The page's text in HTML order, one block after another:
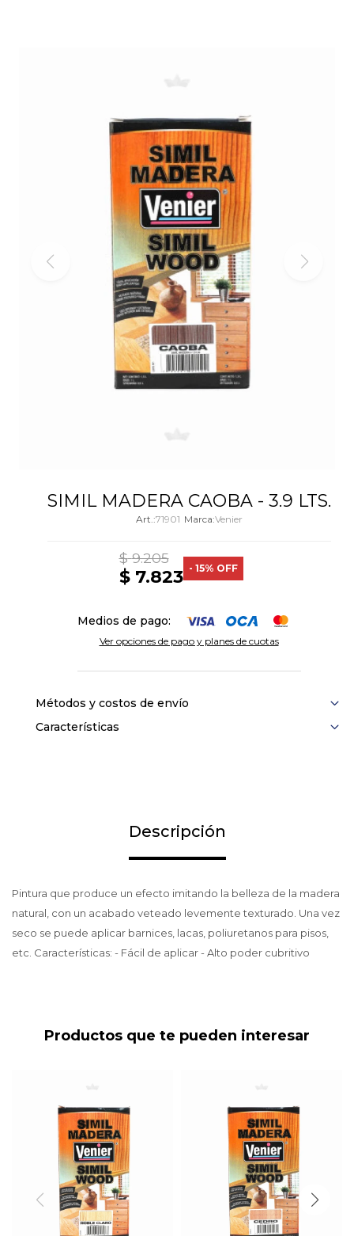
SIMIL MADERA CAOBA - 3.9 LTS.
71901 Venier
$ 7.823
$ 9.205
15
Medios de pago:
Ver opciones de pago y planes de cuotas
Métodos y costos de envío
Características
Descripción
Pintura que produce un efecto imitando la belleza de la madera
natural, con un acabado veteado levemente texturado. Una vez
seco se puede aplicar barnices, lacas, poliuretanos para pisos,
etc. Características: - Fácil de aplicar - Alto poder cubritivo
Productos que te pueden interesar